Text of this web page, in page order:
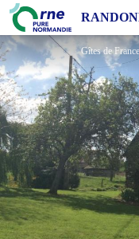
Gîtes de France La Crière
Gîtes de